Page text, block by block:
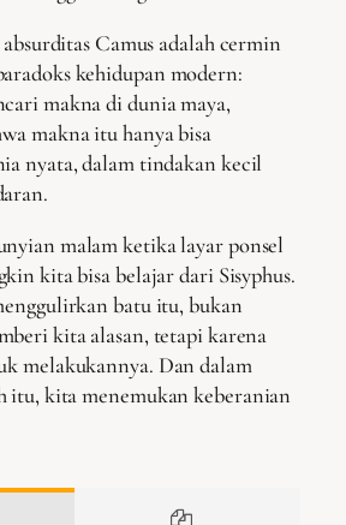
Camus adalah cermin
kehidupan modern:
makna di dunia maya,
makna itu hanya bisa
nyata, dalam tindakan kecil
malam ketika layar ponsel
kita bisa belajar dari Sisyphus.
batu itu, bukan
kita alasan, tetapi karena
melakukannya. Dan dalam
itu, kita menemukan keberanian